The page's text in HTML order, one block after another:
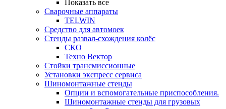
Показать все
Сварочные аппараты
TELWIN
Средство для автомоек
Стенды развал-схождения колёс
СКО
Техно Вектор
Стойки трансмиссионные
Установки экспресс сервиса
Шиномонтажные стенды
Опции и вспомогательные приспособления.
Шиномонтажные стенды для грузовых